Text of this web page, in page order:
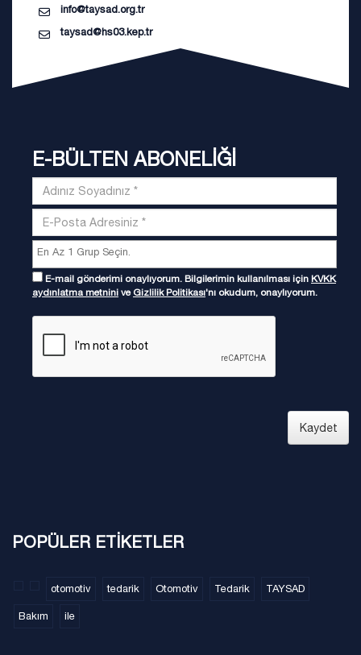
info@taysad.org.tr
taysad@hs03.kep.tr
E-BÜLTEN ABONELİĞİ
E-mail gönderimi onaylıyorum. Bilgilerimin kullanılması için KVKK
aydınlatma metnini ve Gizlilik Politikası'nı okudum, onaylıyorum.
Kaydet
POPÜLER ETİKETLER
otomotiv tedarik Otomotiv Tedarik TAYSAD
Bakım ile